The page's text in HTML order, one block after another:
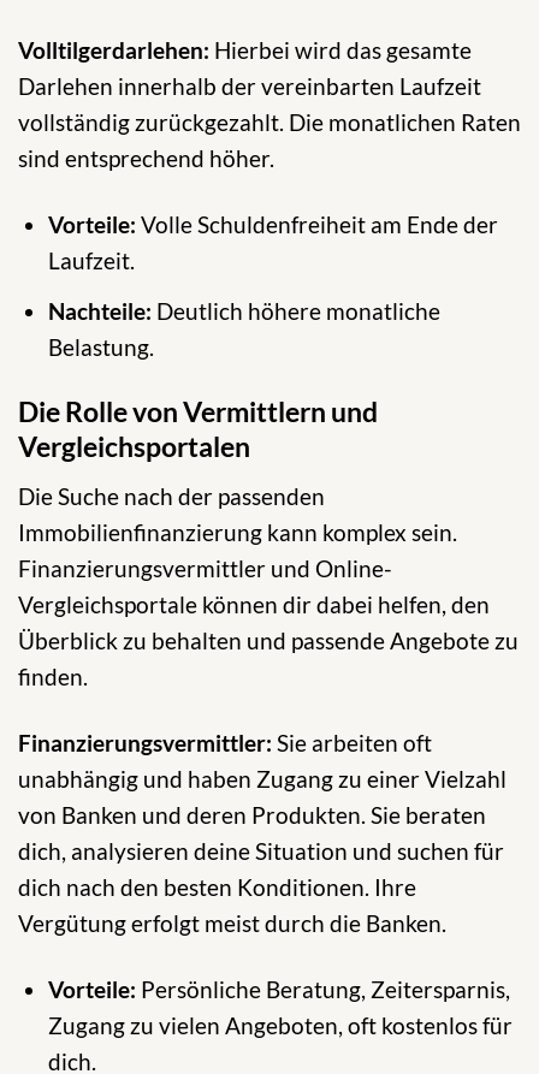
Volltilgerdarlehen: Hierbei wird das gesamte
Darlehen innerhalb der vereinbarten Laufzeit
vollständig zurückgezahlt. Die monatlichen Raten
sind entsprechend höher.
Vorteile: Volle Schuldenfreiheit am Ende der
Laufzeit.
Nachteile: Deutlich höhere monatliche
Belastung.
Die Rolle von Vermittlern und
Vergleichsportalen
Die Suche nach der passenden
Immobilienfinanzierung kann komplex sein.
Finanzierungsvermittler und Online-
Vergleichsportale können dir dabei helfen, den
Überblick zu behalten und passende Angebote zu
finden.
Finanzierungsvermittler: Sie arbeiten oft
unabhängig und haben Zugang zu einer Vielzahl
von Banken und deren Produkten. Sie beraten
dich, analysieren deine Situation und suchen für
dich nach den besten Konditionen. Ihre
Vergütung erfolgt meist durch die Banken.
Vorteile: Persönliche Beratung, Zeitersparnis,
Zugang zu vielen Angeboten, oft kostenlos für
dich.